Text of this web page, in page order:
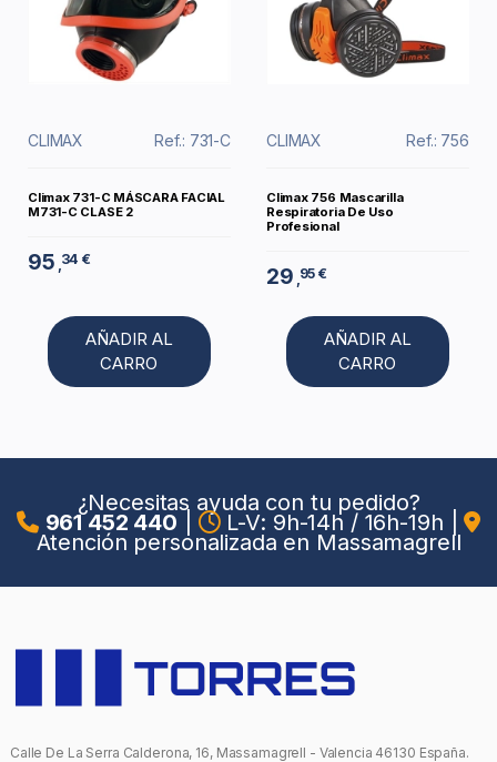
CLIMAX Ref.: 731-C
Climax 731-C MÁSCARA FACIAL
M731-C CLASE 2
95 ,34 €
AÑADIR AL
CARRO
CLIMAX Ref.: 756
Climax 756 Mascarilla
Respiratoria De Uso
Profesional
29 ,95 €
AÑADIR AL
CARRO
¿Necesitas ayuda con tu pedido?
961 452 440 L-V: 9h-14h / 16h-19h
Atención personalizada en Massamagrell
Calle De La Serra Calderona, 16, Massamagrell - Valencia 46130 España.